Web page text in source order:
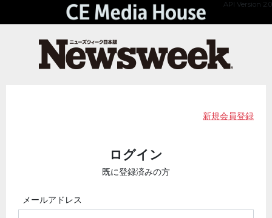
API Version 2.0
新規会員登録
ログイン
既に登録済みの方
メールアドレス